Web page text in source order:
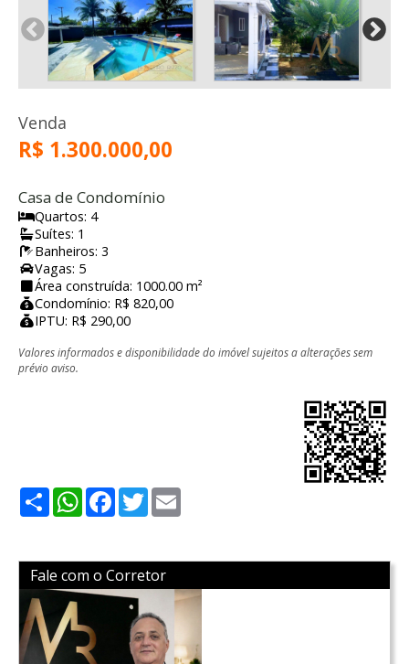
Venda
R$ 1.300.000,00
Casa de Condomínio
Quartos: 4
Suítes: 1
Banheiros: 3
Vagas: 5
Área construída: 1000.00 m²
Condomínio: R$ 820,00
IPTU: R$ 290,00
Valores informados e disponibilidade do imóvel sujeitos a alterações sem
prévio aviso.
ShareWhatsApp
Facebook
Twitter
Fale com o Corretor